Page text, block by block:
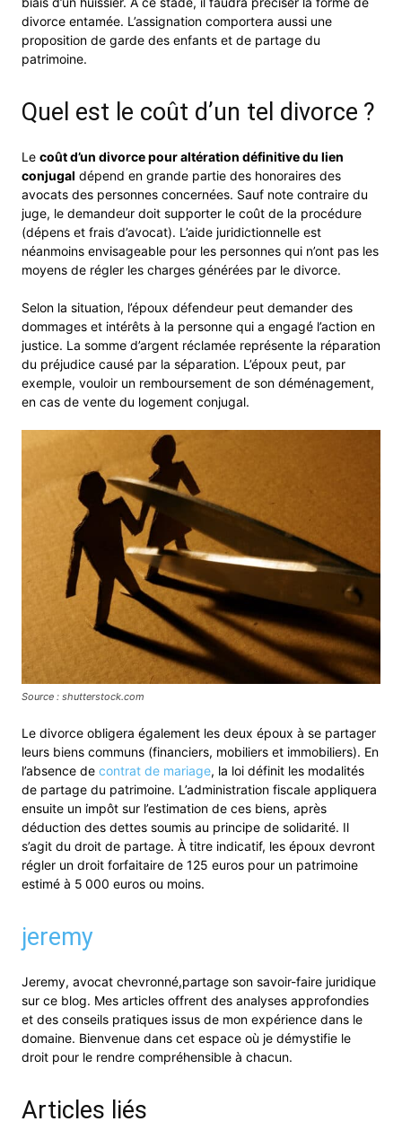
divorce entamée. L’assignation comportera aussi une
proposition de garde des enfants et de partage du
patrimoine.
Quel est le coût d’un tel divorce ?
Le coût d’un divorce pour altération définitive du lien
conjugal dépend en grande partie des honoraires des
avocats des personnes concernées. Sauf note contraire du
juge, le demandeur doit supporter le coût de la procédure
(dépens et frais d’avocat). L’aide juridictionnelle est
néanmoins envisageable pour les personnes qui n’ont pas les
moyens de régler les charges générées par le divorce.
Selon la situation, l’époux défendeur peut demander des
dommages et intérêts à la personne qui a engagé l’action en
justice. La somme d’argent réclamée représente la réparation
du préjudice causé par la séparation. L’époux peut, par
exemple, vouloir un remboursement de son déménagement,
en cas de vente du logement conjugal.
Source : shutterstock.com
Le divorce obligera également les deux époux à se partager
leurs biens communs (financiers, mobiliers et immobiliers). En
l’absence de contrat de mariage, la loi définit les modalités
de partage du patrimoine. L’administration fiscale appliquera
ensuite un impôt sur l’estimation de ces biens, après
déduction des dettes soumis au principe de solidarité. Il
s’agit du droit de partage. À titre indicatif, les époux devront
régler un droit forfaitaire de 125 euros pour un patrimoine
estimé à 5 000 euros ou moins.
jeremy
Jeremy, avocat chevronné,partage son savoir-faire juridique
sur ce blog. Mes articles offrent des analyses approfondies
et des conseils pratiques issus de mon expérience dans le
domaine. Bienvenue dans cet espace où je démystifie le
droit pour le rendre compréhensible à chacun.
Articles liés